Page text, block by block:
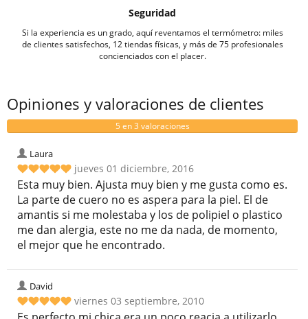
Seguridad
Si la experiencia es un grado, aquí reventamos el termómetro: miles
de clientes satisfechos, 12 tiendas físicas, y más de 75 profesionales
concienciados con el placer.
Opiniones y valoraciones de clientes
5 en 3 valoraciones
Laura
jueves 01 diciembre, 2016
Esta muy bien. Ajusta muy bien y me gusta como es.
La parte de cuero no es aspera para la piel. El de
amantis si me molestaba y los de polipiel o plastico
me dan alergia, este no me da nada, de momento,
el mejor que he encontrado.
David
viernes 03 septiembre, 2010